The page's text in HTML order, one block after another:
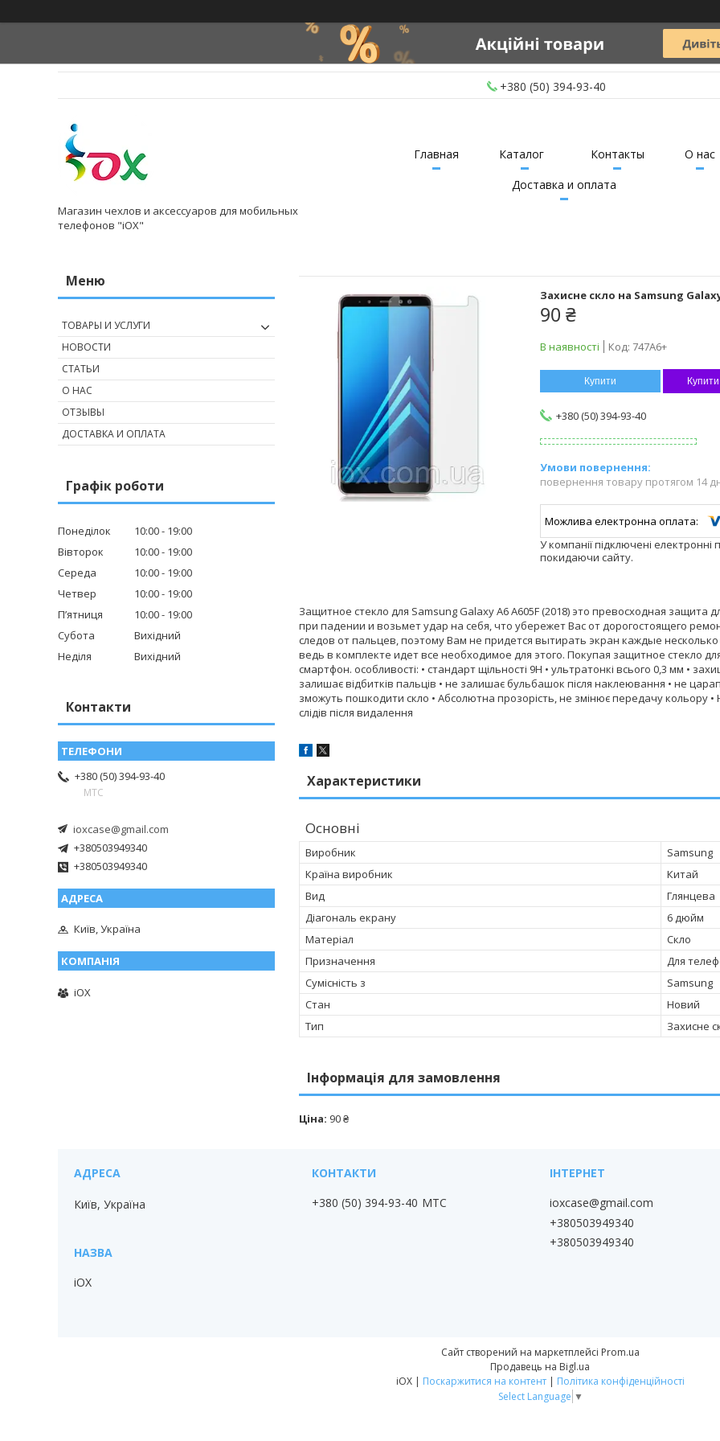
+380 (50) 394-93-40
Магазин чехлов и аксессуаров для мобильных
телефонов "iOX"
Главная Каталог Контакты
О нас
Доставка и оплата
Захисне скло на Samsung Galaxy
90 ₴
В наявності Код: 747A6+
Купити Купити
+380 (50) 394-93-40
повернення товару протягом 14
У компанії підключені
покидаючи сайту.
Защитное стекло для Samsung Galaxy A6 A605F (2018) это превосходная
при падении и возьмет удар на себя, что убережет Вас от дорогостоящего
следов от пальцев, поэтому Вам не придется вытирать экран каждые
ведь в комплекте идет все необходимое для этого. Покупая защитное стекло
смартфон. особливості: • стандарт щільності 9H • ультратонкі всього 0,3 мм •
залишає відбитків пальців • не залишає бульбашок після наклеювання • не
зможуть пошкодити скло • Абсолютна прозорість, не змінює передачу кольору
слідів після видалення
Характеристики
Основні
Виробник
Samsung
Країна виробник
Китай
Вид
Глянцева
Діагональ екрану
6 дюйм
Матеріал
Скло
Призначення
Для
Сумісність з
Samsung
Стан
Новий
Тип
Захисне
Інформація для замовлення
Ціна: 90 ₴
ТОВАРЫ И УСЛУГИ
НОВОСТИ
СТАТЬИ
О НАС
ОТЗЫВЫ
ДОСТАВКА И ОПЛАТА
Графік роботи
Понеділок 10:00
19:00
Вівторок
10:00
19:00
Середа
10:00
19:00
Четвер
10:00
19:00
Пʼятниця
10:00
19:00
Субота
Вихідний
Неділя
Вихідний
Контакти
+380 (50) 394-93-40
МТС
ioxcase@gmail.com
+380503949340
+380503949340
Київ, Україна
iOX
Київ, Україна
iOX
+380 (50) 394-93-40 МТС
ioxcase@gmail.com
+380503949340
+380503949340
Сайт створений на маркетплейсі Prom.ua
Продавець на Bigl.ua
iOX | Поскаржитися на контент | Політика конфіденційності
Select Language ▼